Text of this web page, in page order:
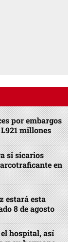
por embargos
millones
si sicarios
en
estará esta
8 de agosto
hospital, así